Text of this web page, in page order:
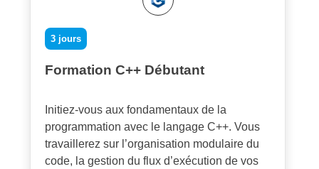
Formation C++ Débutant
3 jours
Initiez-vous aux fondamentaux de la
programmation avec le langage C++. Vous
travaillerez sur l’organisation modulaire du
code, la gestion du flux d’exécution de vos